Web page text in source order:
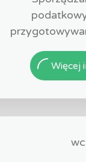
Więcej